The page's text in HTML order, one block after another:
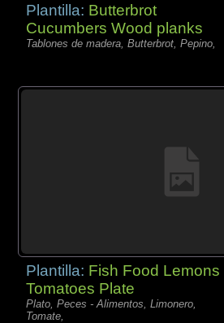
Plantilla: Butterbrot
Cucumbers Wood planks
Tablones de madera, Butterbrot, Pepino,
Plantilla: Fish Food Lemons
Tomatoes Plate
Plato, Peces - Alimentos, Limonero,
Tomate,